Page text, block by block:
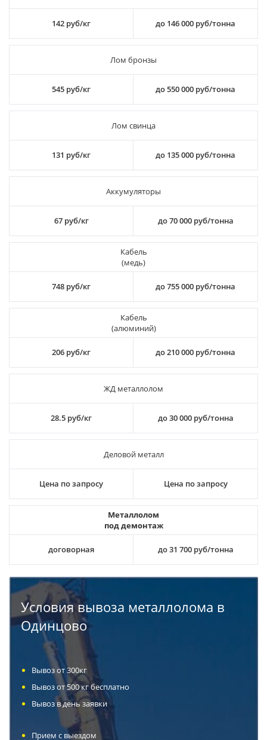
142 руб/кг до 146 000 руб/тонна
Лом бронзы
545 руб/кг до 550 000 руб/тонна
Лом свинца
131 руб/кг до 135 000 руб/тонна
Аккумуляторы
67 руб/кг до 70 000 руб/тонна
Кабель
(медь)
748 руб/кг до 755 000 руб/тонна
Кабель
(алюминий)
206 руб/кг до 210 000 руб/тонна
ЖД металлолом
28.5 руб/кг до 30 000 руб/тонна
Деловой металл
Цена по запросу Цена по запросу
Металлолом
под демонтаж
договорная до 31 700 руб/тонна
Условия вывоза металлолома в
Одинцово
Вывоз от 300кг
Вывоз от 500 кг бесплатно
Вывоз в день заявки
Прием с выездом